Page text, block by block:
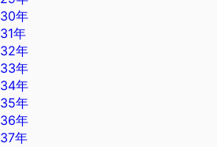
30年
31年
32年
33年
34年
35年
36年
37年